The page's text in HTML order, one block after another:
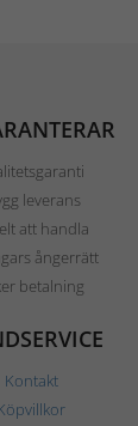
leverans
att handla
ångerrätt
betalning
Kontakt